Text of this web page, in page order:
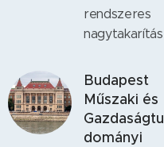
rendszeres
nagytakarítás
Budapest
Műszaki és
Gazdaságtu
dományi